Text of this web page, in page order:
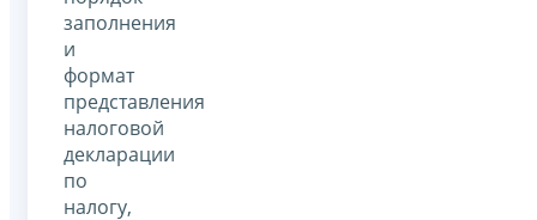
заполнения
и
формат
представления
налоговой
декларации
по
налогу,